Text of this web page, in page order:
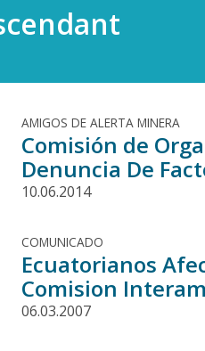
AMIGOS DE ALERTA MINERA
Comisión de
Denuncia De
10.06.2014
COMUNICADO
Ecuatorianos
Comision
06.03.2007